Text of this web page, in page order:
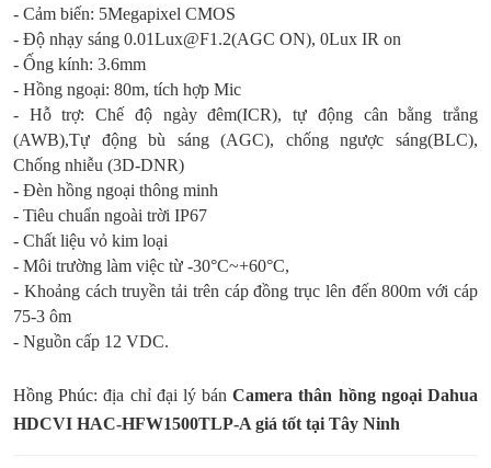
- Cảm biến: 5Megapixel CMOS
- Độ nhạy sáng 0.01Lux@F1.2(AGC ON), 0Lux IR on
- Ống kính: 3.6mm
- Hồng ngoại: 80m, tích hợp Mic
- Hỗ trợ: Chế độ ngày đêm(ICR), tự động cân bằng trắng
(AWB),Tự động bù sáng (AGC), chống ngược sáng(BLC),
Chống nhiễu (3D-DNR)
- Đèn hồng ngoại thông minh
- Tiêu chuẩn ngoài trời IP67
- Chất liệu vỏ kim loại
- Môi trường làm việc từ -30°C~+60°C,
- Khoảng cách truyền tải trên cáp đồng trục lên đến 800m với cáp
75-3 ôm
- Nguồn cấp 12 VDC.
Hồng Phúc: địa chỉ đại lý bánCamera thân hồng ngoại Dahua
HDCVI HAC-HFW1500TLP-A giá tốt tại Tây Ninh